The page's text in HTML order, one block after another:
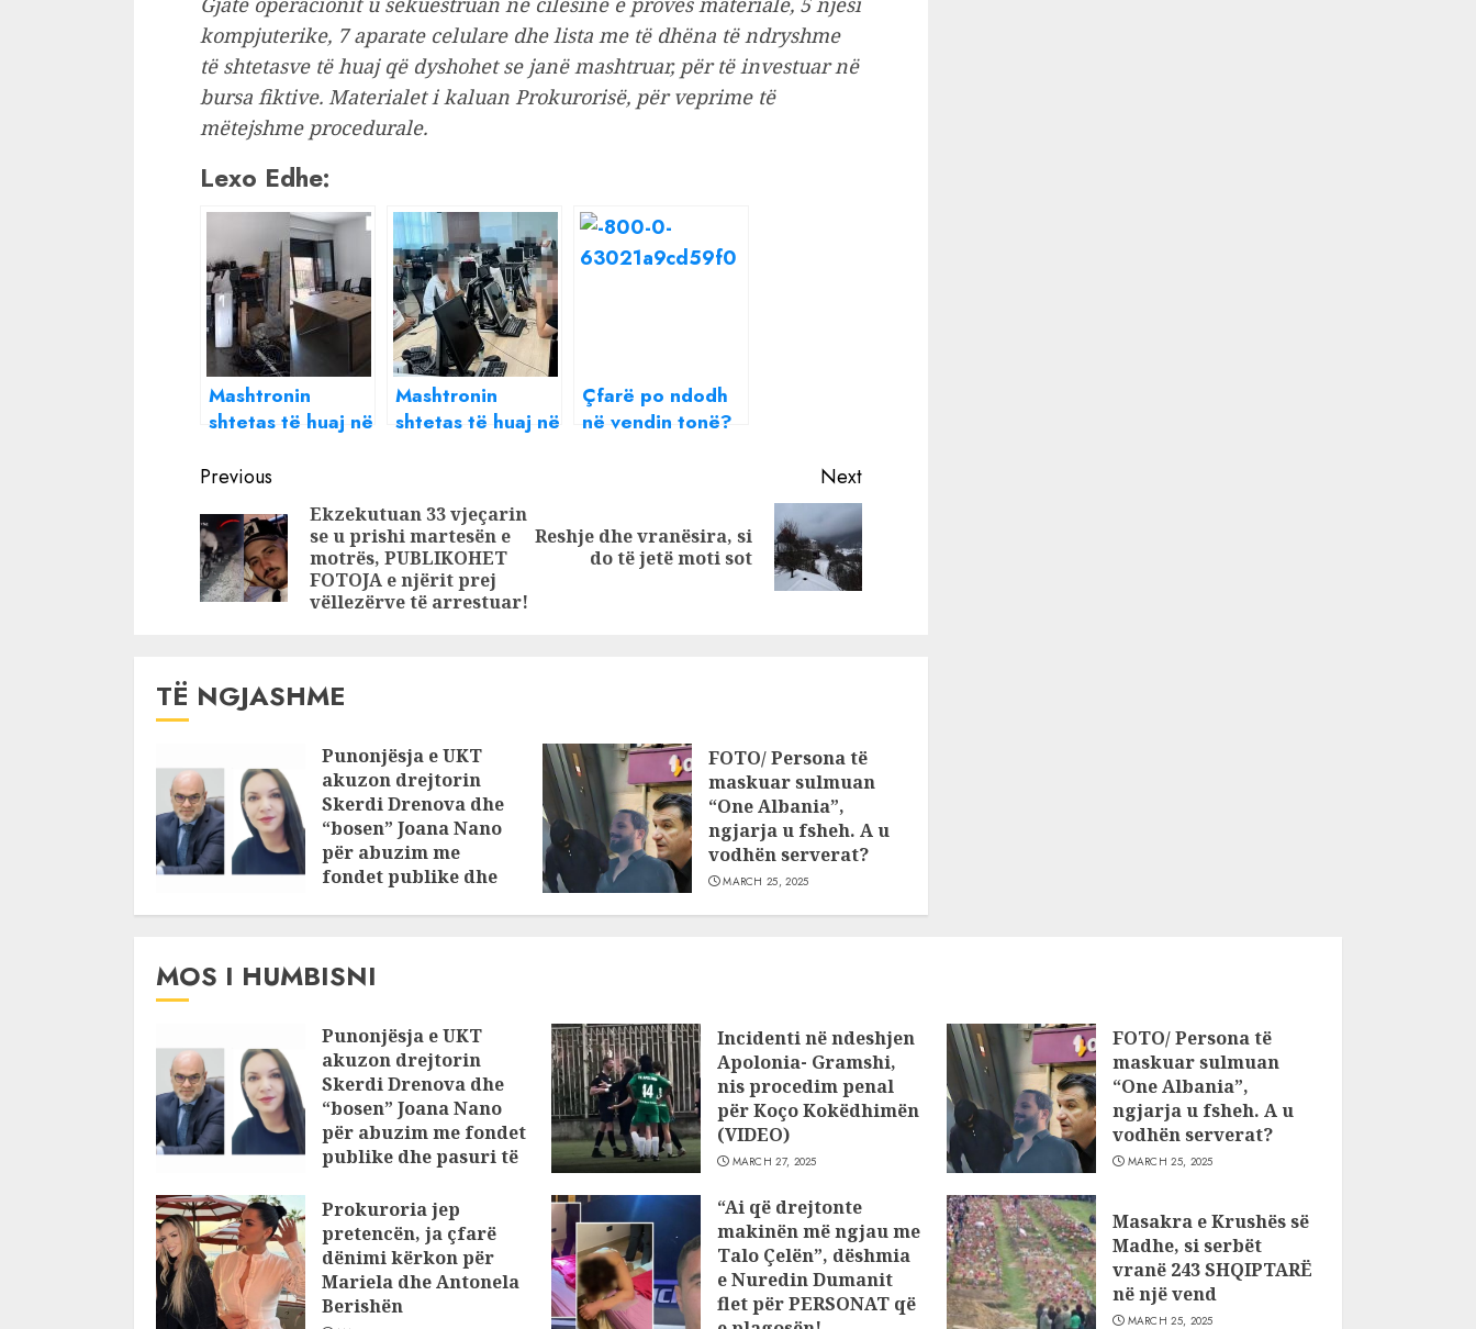
kompjuterike, 7 aparate celulare dhe lista me të dhëna të ndryshme
të shtetasve të huaj që dyshohet se janë mashtruar, për të investuar në
bursa fiktive. Materialet i kaluan Prokurorisë, për veprime të
mëtejshme procedurale.
Lexo Edhe:
Mashtronin
shtetas të huaj në
të investuar në
të arrestuar në
Tiranë
Mashtronin
shtetas të huaj në
Tiranë. Shpallet
në kërkim Julian
Markaj
Çfarë po ndodh
në vendin tonë?
arrestohen dy
shtetas të huaj
Continue
Reading
Previous
Previous
Ekzekutuan 33 vjeçarin
se u prishi martesën e
motrës, PUBLIKOHET
FOTOJA e njërit prej
vëllezërve të arrestuar!
Next
Next
Reshje dhe vranësira, si
do të jetë moti sot
TË NGJASHME
Punonjësja e UKT
akuzon drejtorin
Skerdi Drenova dhe
“bosen” Joana Nano
për abuzim me
fondet publike dhe
FOTO/ Persona të
maskuar sulmuan
“One Albania”,
ngjarja u fsheh. A u
vodhën serverat?
MARCH 25, 2025
MOS I HUMBISNI
Punonjësja e UKT
akuzon drejtorin
Skerdi Drenova dhe
“bosen” Joana Nano
për abuzim me fondet
publike dhe pasuri të
JULY 24, 2025
Incidenti në ndeshjen
Apolonia- Gramshi,
nis procedim penal
për Koço Kokëdhimën
(VIDEO)
MARCH 27, 2025
FOTO/ Persona të
maskuar sulmuan
“One Albania”,
ngjarja u fsheh. A u
vodhën serverat?
MARCH 25, 2025
Prokuroria jep
pretencën, ja çfarë
dënimi kërkon për
Mariela dhe Antonela
Berishën
“Ai që drejtonte
makinën më ngjau me
Talo Çelën”, dëshmia
e Nuredin Dumanit
flet për PERSONAT që
Masakra e Krushës së
Madhe, si serbët
vranë 243 SHQIPTARË
në një vend
MARCH 25, 2025